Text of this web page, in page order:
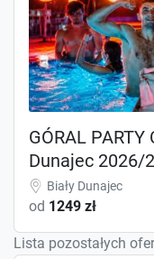
GÓRAL
Dunajec 2026/
Biały Dunajec
od 1249 zł
Lista pozostałych